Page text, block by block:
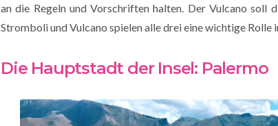
an die Regeln und Vorschriften halten. Der Vulcano soll
Stromboli und Vulcano spielen alle drei eine wichtige
Die Hauptstadt der Insel: Palermo